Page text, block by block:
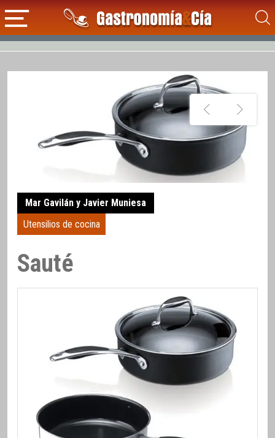
Mar Gavilán y Javier Muniesa
Utensilios de cocina
Sauté